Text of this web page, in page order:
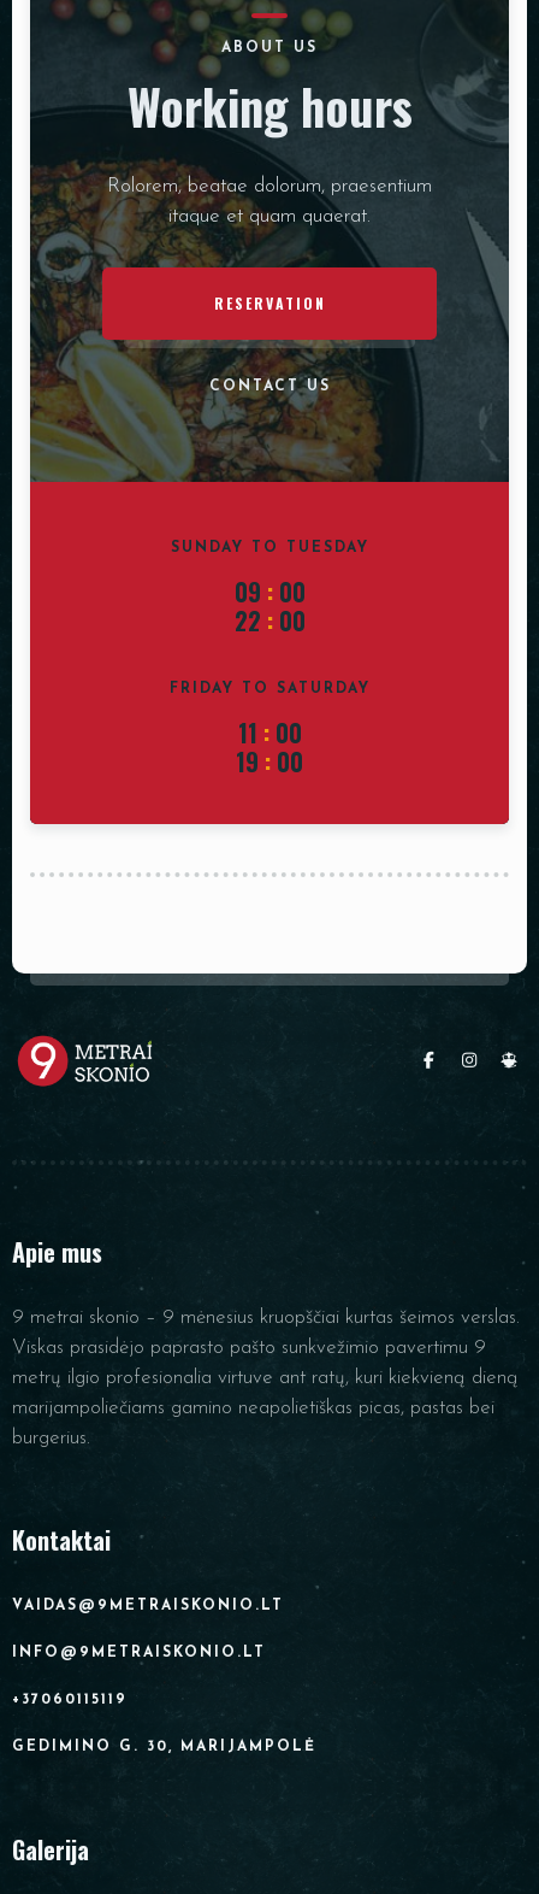
ABOUT US
Working hours
Rolorem, beatae dolorum, praesentium
itaque et quam quaerat.
RESERVATION
CONTACT US
SUNDAY TO TUESDAY
09 : 00
22 : 00
FRIDAY TO SATURDAY
11 : 00
19 : 00
Apie mus
9 metrai skonio – 9 mėnesius kruopščiai kurtas šeimos verslas.
Viskas prasidėjo paprasto pašto sunkvežimio pavertimu 9
metrų ilgio profesionalia virtuve ant ratų, kuri kiekvieną dieną
marijampoliečiams gamino neapolietiškas picas, pastas bei
burgerius.
Kontaktai
VAIDAS@9METRAISKONIO.LT
INFO@9METRAISKONIO.LT
+37060115119
GEDIMINO G. 30, MARIJAMPOLĖ
Galerija